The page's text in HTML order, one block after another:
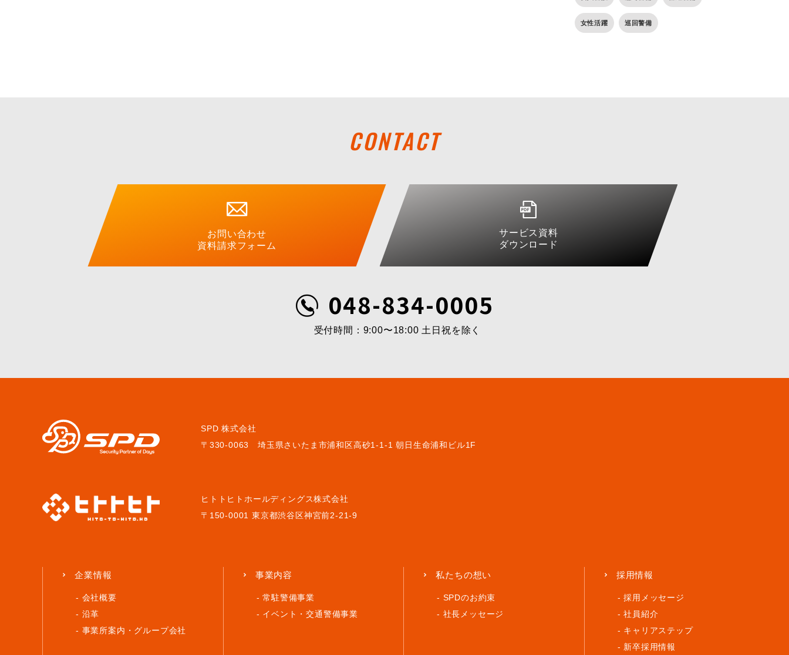
女性活躍 巡回警備
CONTACT
お問い合わせ
資料請求フォーム
サービス資料
ダウンロード
048-834-0005
受付時間：9:00〜18:00 土日祝を除く
SPD 株式会社
〒330-0063 埼玉県さいたま市浦和区高砂1-1-1 朝日生命浦和ビル1F
ヒトトヒトホールディングス株式会社
〒150-0001 東京都渋谷区神宮前2-21-9
企業情報
会社概要
沿革
事業所案内・ グループ会社
事業内容
常駐警備事業
イベント・交通警備事業
私たちの想い
SPDのお約束
社長メッセージ
採用情報
採用メッセージ
社員紹介
キャリアステップ
新卒採用情報